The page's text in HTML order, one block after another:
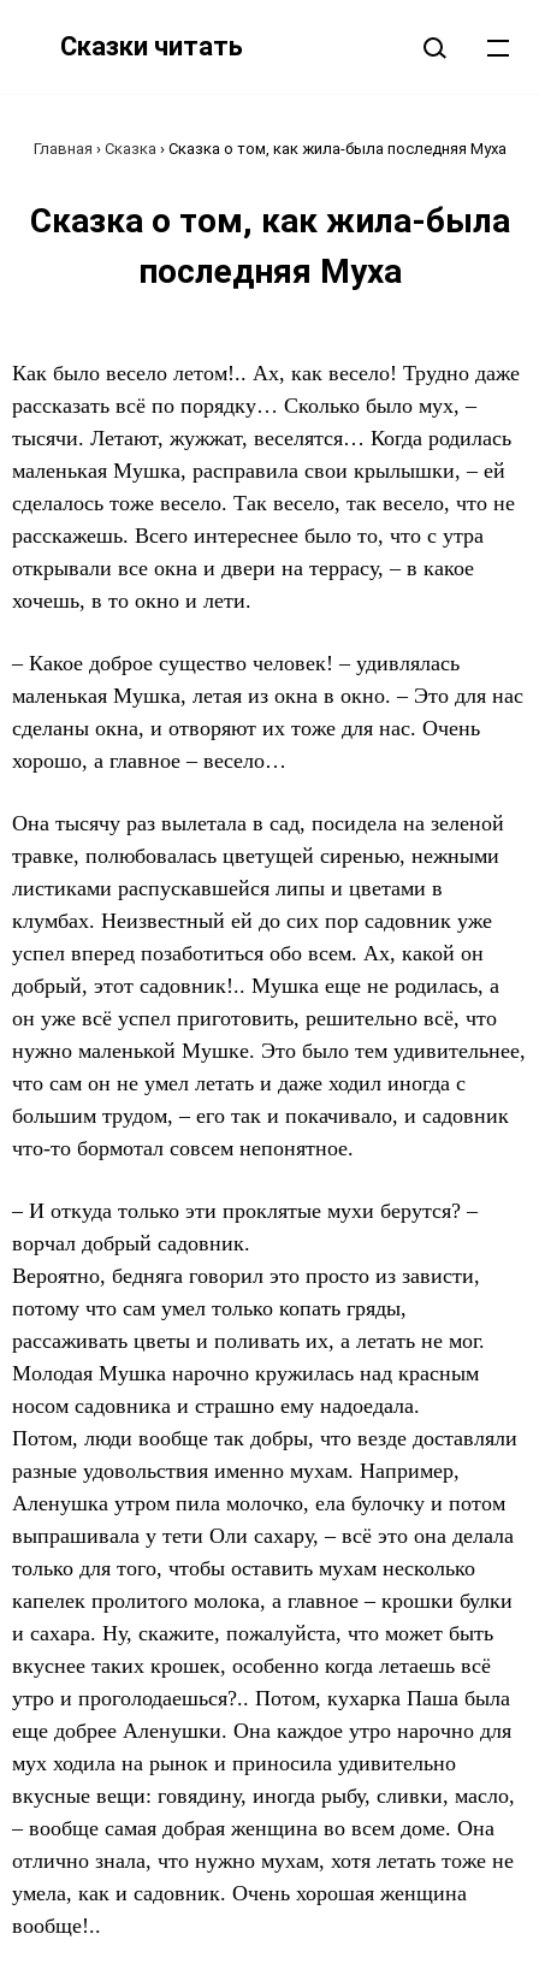
Сказки читать
Главная › Сказка › Сказка о том, как жила-была последняя Муха
Сказка о том, как жила-была
последняя Муха
Как было весело летом!.. Ах, как весело! Трудно даже
рассказать всё по порядку… Сколько было мух, –
тысячи. Летают, жужжат, веселятся… Когда родилась
маленькая Мушка, расправила свои крылышки, – ей
сделалось тоже весело. Так весело, так весело, что не
расскажешь. Всего интереснее было то, что с утра
открывали все окна и двери на террасу, – в какое
хочешь, в то окно и лети.
– Какое доброе существо человек! – удивлялась
маленькая Мушка, летая из окна в окно. – Это для нас
сделаны окна, и отворяют их тоже для нас. Очень
хорошо, а главное – весело…
Она тысячу раз вылетала в сад, посидела на зеленой
травке, полюбовалась цветущей сиренью, нежными
листиками распускавшейся липы и цветами в
клумбах. Неизвестный ей до сих пор садовник уже
успел вперед позаботиться обо всем. Ах, какой он
добрый, этот садовник!.. Мушка еще не родилась, а
он уже всё успел приготовить, решительно всё, что
нужно маленькой Мушке. Это было тем удивительнее,
что сам он не умел летать и даже ходил иногда с
большим трудом, – его так и покачивало, и садовник
что-то бормотал совсем непонятное.
– И откуда только эти проклятые мухи берутся? –
ворчал добрый садовник.
Вероятно, бедняга говорил это просто из зависти,
потому что сам умел только копать гряды,
рассаживать цветы и поливать их, а летать не мог.
Молодая Мушка нарочно кружилась над красным
носом садовника и страшно ему надоедала.
Потом, люди вообще так добры, что везде доставляли
разные удовольствия именно мухам. Например,
Аленушка утром пила молочко, ела булочку и потом
выпрашивала у тети Оли сахару, – всё это она делала
только для того, чтобы оставить мухам несколько
капелек пролитого молока, а главное – крошки булки
и сахара. Ну, скажите, пожалуйста, что может быть
вкуснее таких крошек, особенно когда летаешь всё
утро и проголодаешься?.. Потом, кухарка Паша была
еще добрее Аленушки. Она каждое утро нарочно для
мух ходила на рынок и приносила удивительно
вкусные вещи: говядину, иногда рыбу, сливки, масло,
– вообще самая добрая женщина во всем доме. Она
отлично знала, что нужно мухам, хотя летать тоже не
умела, как и садовник. Очень хорошая женщина
вообще!..